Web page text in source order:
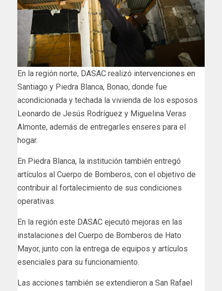
En la región norte, DASAC realizó intervenciones en
Santiago y Piedra Blanca, Bonao, donde fue
acondicionada y techada la vivienda de los esposos
Leonardo de Jesús Rodríguez y Miguelina Veras
Almonte, además de entregarles enseres para el
hogar.
En Piedra Blanca, la institución también entregó
artículos al Cuerpo de Bomberos, con el objetivo de
contribuir al fortalecimiento de sus condiciones
operativas.
En la región este DASAC ejecutó mejoras en las
instalaciones del Cuerpo de Bomberos de Hato
Mayor, junto con la entrega de equipos y artículos
esenciales para su funcionamiento.
Las acciones también se extendieron a San Rafael